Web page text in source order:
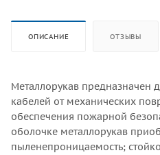
ОПИСАНИЕ ОТЗЫВЫ
Металлорукав предназначен
кабелей от механических
обеспечения пожарной
оболочке металлорукав
пыленепроницаемость;